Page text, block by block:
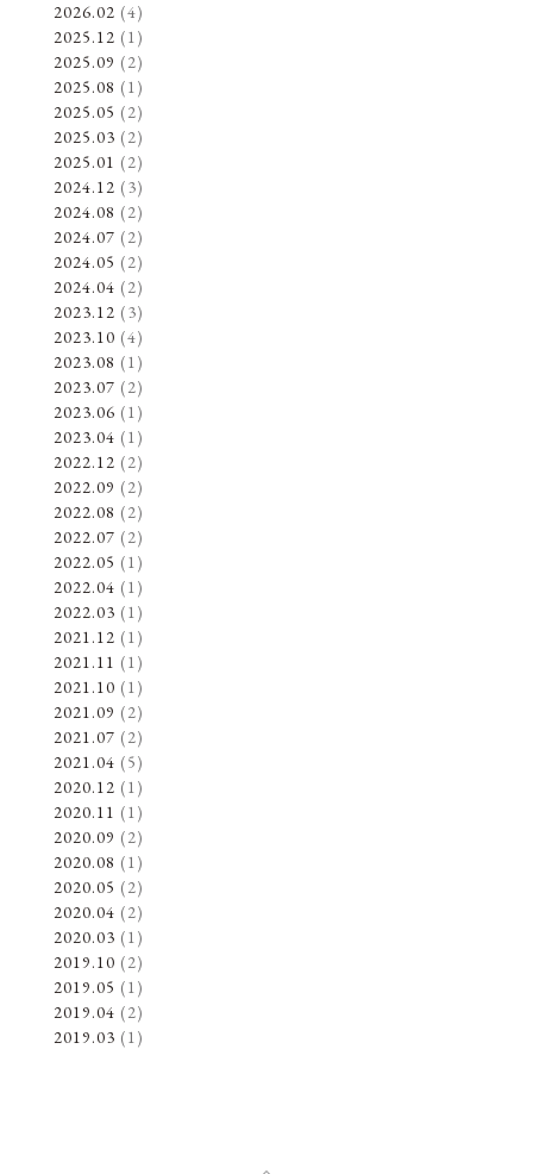
2026.02 (4)
2025.12 (1)
2025.09 (2)
2025.08 (1)
2025.05 (2)
2025.03 (2)
2025.01 (2)
2024.12 (3)
2024.08 (2)
2024.07 (2)
2024.05 (2)
2024.04 (2)
2023.12 (3)
2023.10 (4)
2023.08 (1)
2023.07 (2)
2023.06 (1)
2023.04 (1)
2022.12 (2)
2022.09 (2)
2022.08 (2)
2022.07 (2)
2022.05 (1)
2022.04 (1)
2022.03 (1)
2021.12 (1)
2021.11 (1)
2021.10 (1)
2021.09 (2)
2021.07 (2)
2021.04 (5)
2020.12 (1)
2020.11 (1)
2020.09 (2)
2020.08 (1)
2020.05 (2)
2020.04 (2)
2020.03 (1)
2019.10 (2)
2019.05 (1)
2019.04 (2)
2019.03 (1)